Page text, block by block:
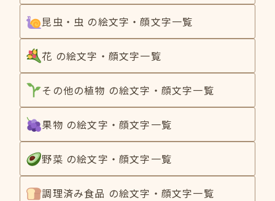
昆虫・虫 の絵文字・顔文字一覧
花 の絵文字・顔文字一覧
その他の植物 の絵文字・顔文字一覧
果物 の絵文字・顔文字一覧
野菜 の絵文字・顔文字一覧
調理済み食品 の絵文字・顔文字一覧